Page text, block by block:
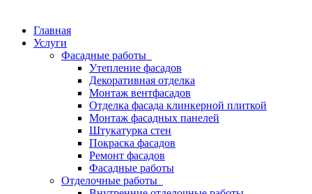
Главная
Услуги
Фасадные работы
Утепление фасадов
Декоративная отделка
Монтаж вентфасадов
Отделка фасада клинкерной плиткой
Монтаж фасадных панелей
Штукатурка стен
Покраска фасадов
Ремонт фасадов
Фасадные работы
Отделочные работы